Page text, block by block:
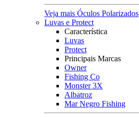
Veja mais Óculos Polarizados
Luvas e Protect
Característica
Luvas
Protect
Principais Marcas
Owner
Fishing Co
Monster 3X
Albatroz
Mar Negro Fishing